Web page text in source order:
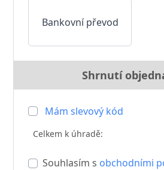
Bankovní převod
Shrnutí
Mám slevový kód
Celkem k úhradě:
Souhlasím s obchodními